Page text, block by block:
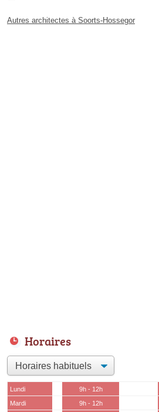
Autres architectes à Soorts-Hossegor
Horaires
Lundi 9h - 12h
Mardi
9h - 12h